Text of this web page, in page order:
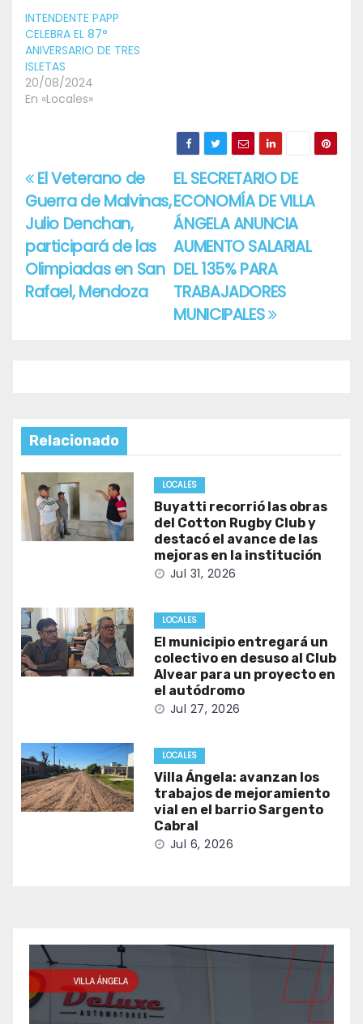
INTENDENTE PAPP
CELEBRA EL 87°
ANIVERSARIO DE TRES
ISLETAS
20/08/2024
En «Locales»
Navegación
de
entradas
EL SECRETARIO DE
ECONOMÍA DE VILLA
ÁNGELA ANUNCIA
AUMENTO SALARIAL
DEL 135% PARA
TRABAJADORES
MUNICIPALES
El Veterano de
Guerra de Malvinas,
Julio Denchan,
participará de las
Olimpiadas en San
Rafael, Mendoza
Relacionado
LOCALES
Buyatti recorrió las obras
del Cotton Rugby Club y
destacó el avance de las
mejoras en la institución
Jul 31, 2026
LOCALES
El municipio entregará un
colectivo en desuso al Club
Alvear para un proyecto en
el autódromo
Jul 27, 2026
LOCALES
Villa Ángela: avanzan los
trabajos de mejoramiento
vial en el barrio Sargento
Cabral
Jul 6, 2026